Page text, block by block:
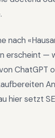
nach «
erscheint —
ChatGPT
hier setzt